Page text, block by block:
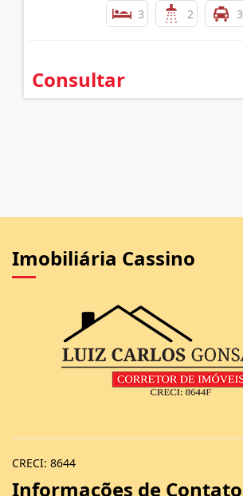
3 2 3
Consultar
Imobiliária Cassino
CRECI: 8644
Informações de Contato